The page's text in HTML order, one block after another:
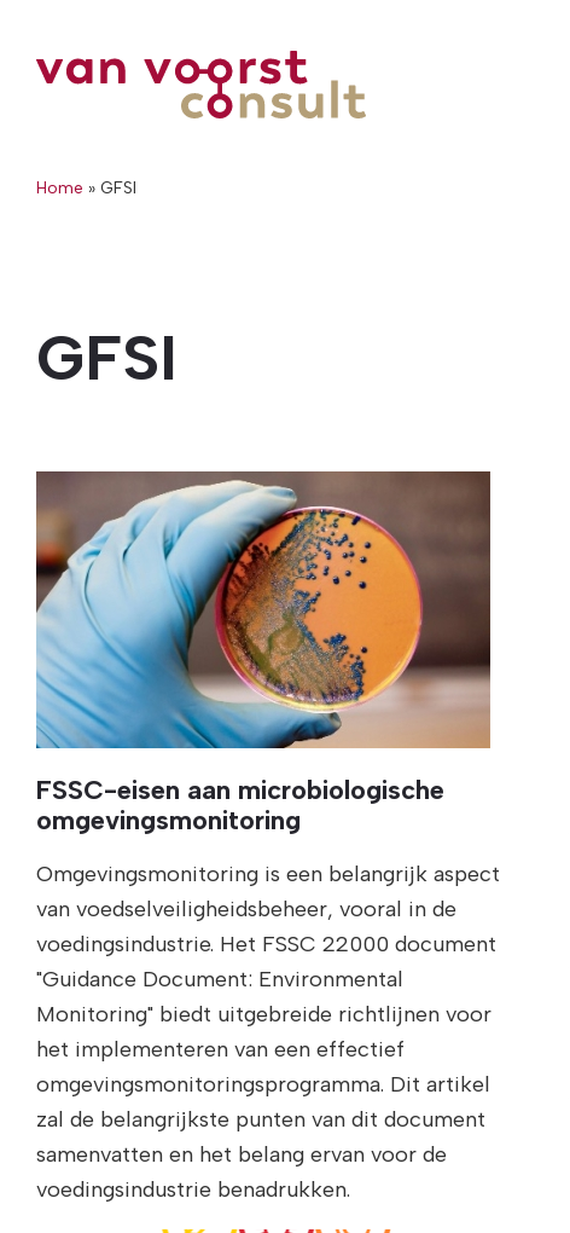
Home » GFSI
GFSI
FSSC-eisen aan microbiologische
omgevingsmonitoring
Omgevingsmonitoring is een belangrijk aspect
van voedselveiligheidsbeheer, vooral in de
voedingsindustrie. Het FSSC 22000 document
"Guidance Document: Environmental
Monitoring" biedt uitgebreide richtlijnen voor
het implementeren van een effectief
omgevingsmonitoringsprogramma. Dit artikel
zal de belangrijkste punten van dit document
samenvatten en het belang ervan voor de
voedingsindustrie benadrukken.